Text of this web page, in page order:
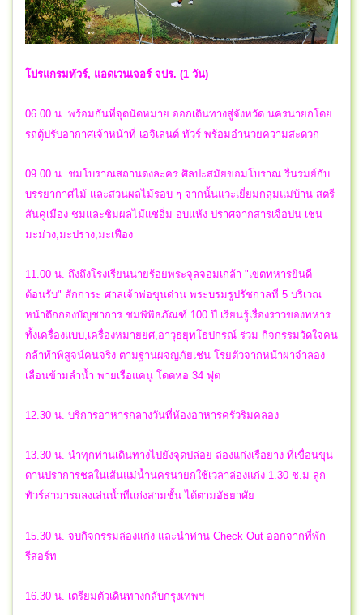
โปรแกรมทัวร์, แอดเวนเจอร์ จปร. (1 วัน)
06.00 น. พร้อมกันที่จุดนัดหมาย ออกเดินทางสู่จังหวัด นครนายกโดย
รถตู้ปรับอากาศเจ้าหน้าที่ เอจิเลนต์ ทัวร์ พร้อมอำนวยความสะดวก
09.00 น. ชมโบราณสถานดงละคร ศิลปะสมัยขอมโบราณ รื่นรมย์กับ
บรรยากาศไม้ และสวนผลไม้รอบ ๆ จากนั้นแวะเยี่ยมกลุ่มแม่บ้าน สตรี
สันคูเมือง ชมและชิมผลไม้แช่อิ่ม อบแห้ง ปราศจากสารเจือปน เช่น
มะม่วง,มะปราง,มะเฟือง
11.00 น. ถึงถึงโรงเรียนนายร้อยพระจุลจอมเกล้า "เขตทหารยินดี
ต้อนรับ" สักการะ ศาลเจ้าพ่อขุนด่าน พระบรมรูปรัชกาลที่ 5 บริเวณ
หน้าตึกกองบัญชาการ ชมพิพิธภัณฑ์ 100 ปี เรียนรู้เรื่องราวของทหาร
ทั้งเครื่องแบบ,เครื่องหมายยศ,อาวุธยุทโธปกรณ์ ร่วม กิจกรรมวัดใจคน
กล้าท้าพิสูจน์คนจริง ตามฐานผจญภัยเช่น โรยตัวจากหน้าผาจำลอง
เลื่อนข้ามลำน้ำ พายเรือแคนู โดดหอ 34 ฟุต
12.30 น. บริการอาหารกลางวันที่ห้องอาหารครัวริมคลอง
13.30 น. นำทุกท่านเดินทางไปยังจุดปล่อย ล่องแก่งเรือยาง ที่เขื่อนขุน
ดานปราการชลในเส้นแม่น้ำนครนายกใช้เวลาล่องแก่ง 1.30 ช.ม ลูก
ทัวร์สามารถลงเล่นน้ำที่แก่งสามชั้น ได้ตามอัธยาศัย
15.30 น. จบกิจกรรมล่องแก่ง และนำท่าน Check Out ออกจากที่พัก
รีสอร์ท
16.30 น. เตรียมตัวเดินทางกลับกรุงเทพฯ